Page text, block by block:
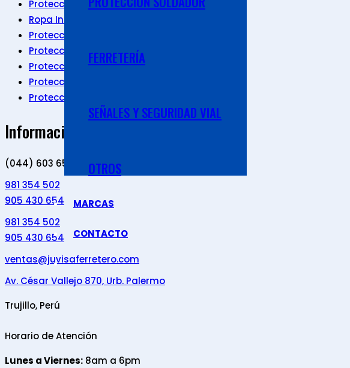
FERRETERÍA
SEÑALES Y SEGURIDAD VIAL
OTROS
MARCAS
CONTACTO
Protección Cabeza
Ropa Industrial
Protección Pies
Protección Manos
Protección Respiratoria
Protección Visual
Protección Corporal
Información de Contacto
(044) 603 659
981 354 502
905 430 654
981 354 502
905 430 654
ventas@juvisaferretero.com
Av. César Vallejo 870, Urb. Palermo
Trujillo, Perú
Horario de Atención
Lunes a Viernes: 8am a 6pm